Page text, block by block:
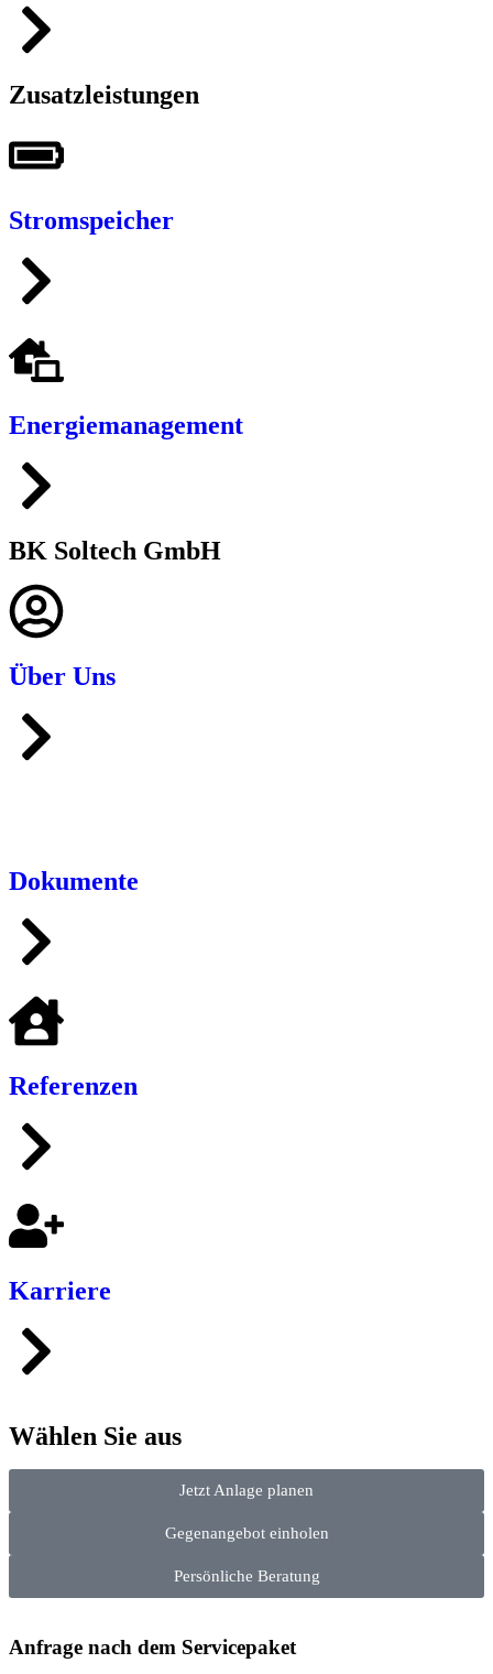
Zusatzleistungen
Stromspeicher
Energiemanagement
BK Soltech GmbH
Über Uns
Dokumente
Referenzen
Karriere
Wählen Sie aus
Jetzt Anlage planen
Gegenangebot einholen
Persönliche Beratung
Anfrage nach dem Servicepaket